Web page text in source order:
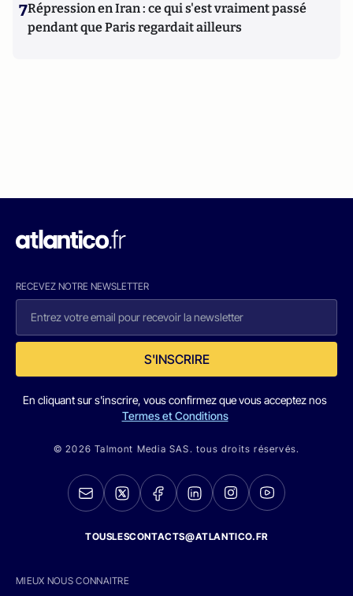
7Répression en Iran : ce qui s'est vraiment passé
pendant que Paris regardait ailleurs
RECEVEZ NOTRE NEWSLETTER
S'INSCRIRE
En cliquant sur s'inscrire, vous confirmez que vous acceptez nos
Termes et Conditions
© 2026 Talmont Media SAS. tous droits réservés.
TOUSLESCONTACTS@ATLANTICO.FR
MIEUX NOUS CONNAITRE